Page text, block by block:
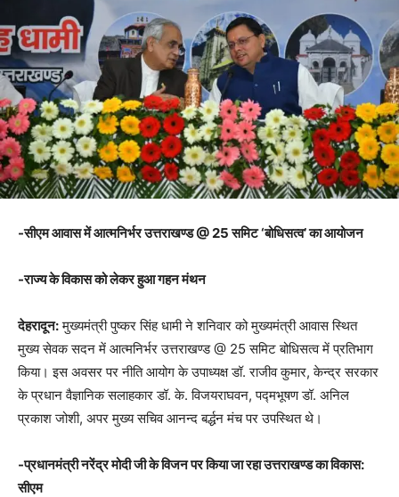
-सीएम आवास में आत्मनिर्भर उत्तराखण्ड @ 25 समिट ‘बोधिसत्व’ का आयोजन
-राज्य के विकास को लेकर हुआ गहन मंथन
देहरादून:मुख्यमंत्री पुष्कर सिंह धामी ने शनिवार को मुख्यमंत्री आवास स्थित
मुख्य सेवक सदन में आत्मनिर्भर उत्तराखण्ड @ 25 समिट बोधिसत्व में प्रतिभाग
किया। इस अवसर पर नीति आयोग के उपाध्यक्ष डॉ. राजीव कुमार, केन्द्र सरकार
के प्रधान वैज्ञानिक सलाहकार डॉ. के. विजयराघवन, पद्मभूषण डॉ. अनिल
प्रकाश जोशी, अपर मुख्य सचिव आनन्द बर्द्धन मंच पर उपस्थित थे।
-प्रधानमंत्री नरेंद्र मोदी जी के विजन पर किया जा रहा उत्तराखण्ड का विकास:
सीएम